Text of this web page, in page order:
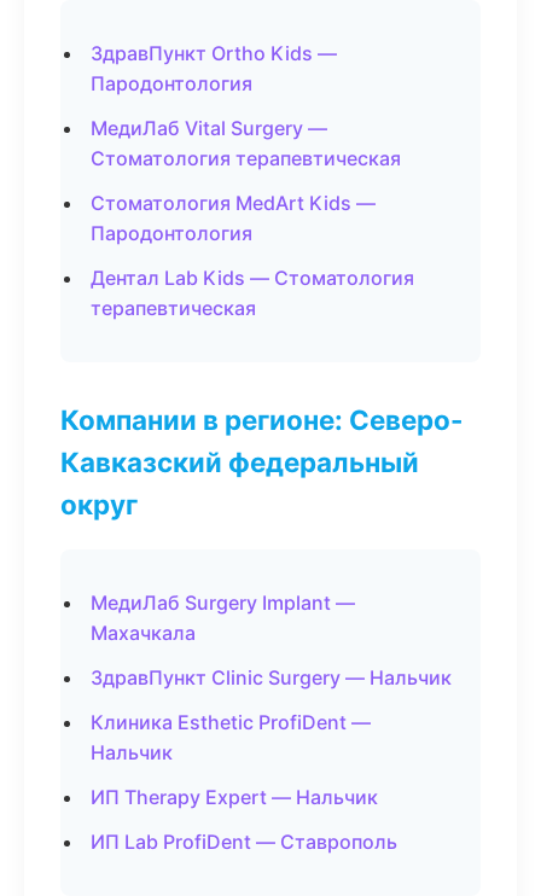
ЗдравПункт Ortho Kids —
Пародонтология
МедиЛаб Vital Surgery —
Стоматология терапевтическая
Стоматология MedArt Kids —
Пародонтология
Дентал Lab Kids — Стоматология
терапевтическая
Компании в регионе: Северо-
Кавказский федеральный
округ
МедиЛаб Surgery Implant —
Махачкала
ЗдравПункт Clinic Surgery — Нальчик
Клиника Esthetic ProfiDent —
Нальчик
ИП Therapy Expert — Нальчик
ИП Lab ProfiDent — Ставрополь